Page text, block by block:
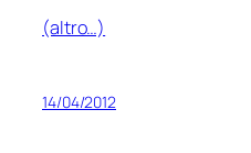
(altro…)
14/04/2012